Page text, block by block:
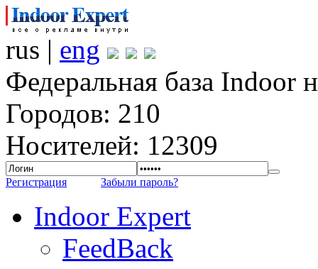
rus | eng
Федеральная база Indoor
Городов: 210
Носителей: 12309
Регистрация Забыли пароль?
Indoor Expert
FeedBack